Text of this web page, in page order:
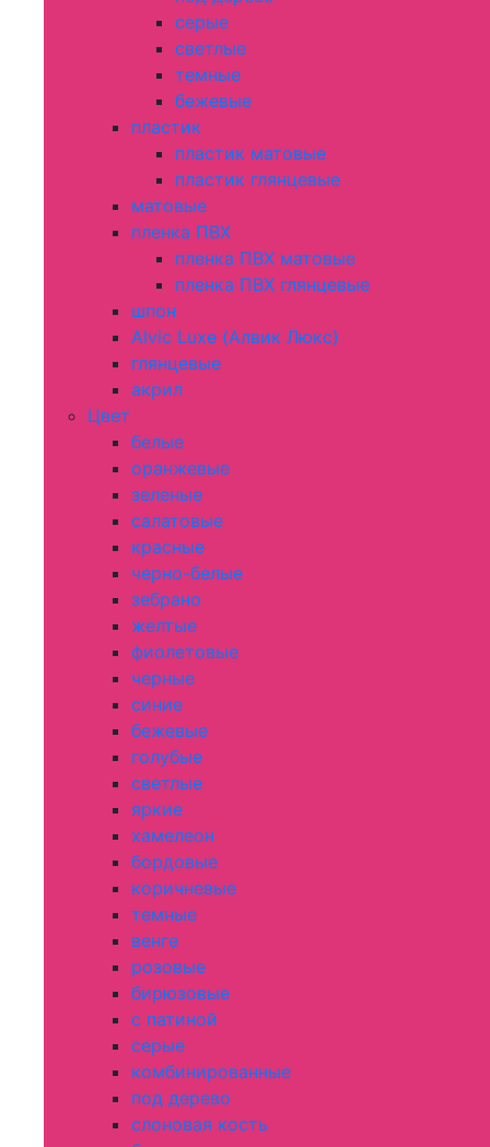
серые
светлые
темные
бежевые
пластик
пластик матовые
пластик глянцевые
матовые
пленка ПВХ
пленка ПВХ матовые
пленка ПВХ глянцевые
шпон
Alvic Luxe (Алвик Люкс)
глянцевые
акрил
Цвет
белые
оранжевые
зеленые
салатовые
красные
черно-белые
зебрано
желтые
фиолетовые
черные
синие
бежевые
голубые
светлые
яркие
хамелеон
бордовые
коричневые
темные
венге
розовые
бирюзовые
с патиной
серые
комбинированные
под дерево
слоновая кость